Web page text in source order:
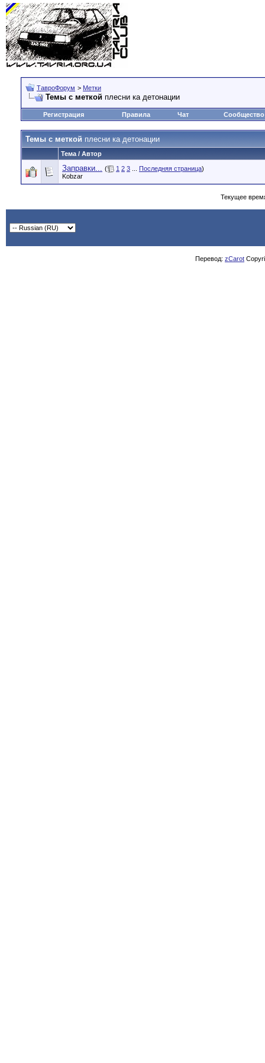
ТавроФорум > Метки
Темы с меткой плесни ка детонации
Регистрация Правила Чат Сообщество
Темы с меткой плесни ка детонации
Тема / Автор
Заправки... ( 1 2 3 Последняя страница)
Kobzar
Текущее
Перевод: zCarot